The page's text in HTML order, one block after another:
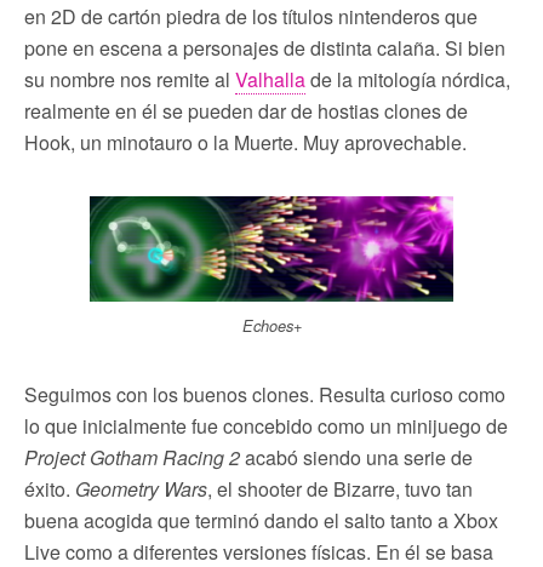
en 2D de cartón piedra de los títulos nintenderos que
pone en escena a personajes de distinta calaña. Si bien
su nombre nos remite al Valhallade la mitología nórdica,
realmente en él se pueden dar de hostias clones de
Hook, un minotauro o la Muerte. Muy aprovechable.
Echoes+
Seguimos con los buenos clones. Resulta curioso como
lo que inicialmente fue concebido como un minijuego de
Project Gotham Racing 2acabó siendo una serie de
éxito. Geometry Wars, el shooter de Bizarre, tuvo tan
buena acogida que terminó dando el salto tanto a Xbox
Live como a diferentes versiones físicas. En él se basa